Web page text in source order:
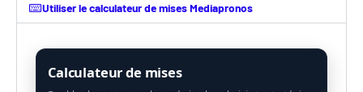
Utiliser le calculateur de mises Mediapronos
Calculateur de mises